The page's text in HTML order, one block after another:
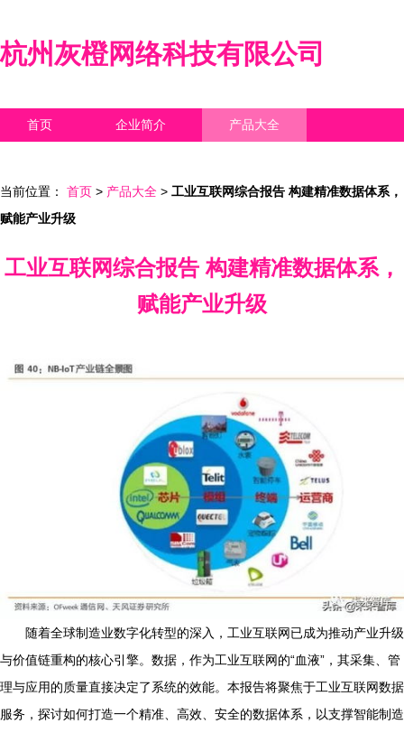
杭州灰橙网络科技有限公司
首页 企业简介 产品大全
当前位置： 首页 > 产品大全 > 工业互联网综合报告 构建精准数据体系，
赋能产业升级
工业互联网综合报告 构建精准数据体系，
赋能产业升级
随着全球制造业数字化转型的深入，工业互联网已成为推动产业升级
与价值链重构的核心引擎。数据，作为工业互联网的“血液”，其采集、管
理与应用的质量直接决定了系统的效能。本报告将聚焦于工业互联网数据
服务，探讨如何打造一个精准、高效、安全的数据体系，以支撑智能制造